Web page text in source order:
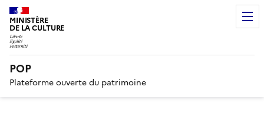
MINISTÈRE
DE LA CULTURE
POP
Plateforme ouverte du patrimoine